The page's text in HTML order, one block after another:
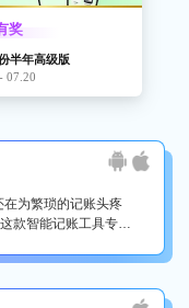
奖
半年高级版
07.20
为繁琐的记账头疼
款智能记账工具专为